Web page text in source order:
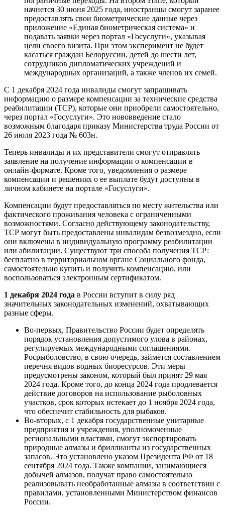
начнется 30 июня 2025 года, иностранцы смогут заранее
предоставлять свои биометрические данные через
приложение «Единая биометрическая система» и
подавать заявки через портал «Госуслуги», указывая
цели своего визита. При этом эксперимент не будет
касаться граждан Белоруссии, детей до шести лет,
сотрудников дипломатических учреждений и
международных организаций, а также членов их семей.
С 1 декабря 2024 года инвалиды смогут запрашивать
информацию о размере компенсации за технические средства
реабилитации (ТСР), которые они приобрели самостоятельно,
через портал «Госуслуги». Это нововведение стало
возможным благодаря приказу Министерства труда России от
26 июля 2023 года № 603н.
Теперь инвалиды и их представители смогут отправлять
заявление на получение информации о компенсации в
онлайн-формате. Кроме того, уведомления о размере
компенсации и решениях о ее выплате будут доступны в
личном кабинете на портале «Госуслуги».
Компенсации будут предоставляться по месту жительства или
фактического проживания человека с ограниченными
возможностями. Согласно действующему законодательству,
ТСР могут быть предоставлены инвалидам безвозмездно, если
они включены в индивидуальную программу реабилитации
или абилитации. Существуют три способа получения ТСР:
бесплатно в территориальном органе Социального фонда,
самостоятельно купить и получить компенсацию, или
воспользоваться электронным сертификатом.
1 декабря 2024 года в России вступит в силу ряд
значительных законодательных изменений, охватывающих
разные сферы.
Во-первых, Правительство России будет определять
порядок установления допустимого улова в районах,
регулируемых международными соглашениями.
Росрыболовство, в свою очередь, займется составлением
перечня видов водных биоресурсов. Эти меры
предусмотрены законом, который был принят 29 мая
2024 года. Кроме того, до конца 2024 года продлевается
действие договоров на использование рыболовных
участков, срок которых истекает до 1 ноября 2024 года,
что обеспечит стабильность для рыбаков.
Во-вторых, с 1 декабря государственные унитарные
предприятия и учреждения, уполномоченные
региональными властями, смогут экспортировать
природные алмазы и бриллианты из государственных
запасов. Это установлено указом Президента РФ от 18
сентября 2024 года. Также компании, занимающиеся
добычей алмазов, получат право самостоятельно
реализовывать необработанные алмазы в соответствии с
правилами, установленными Министерством финансов
России.